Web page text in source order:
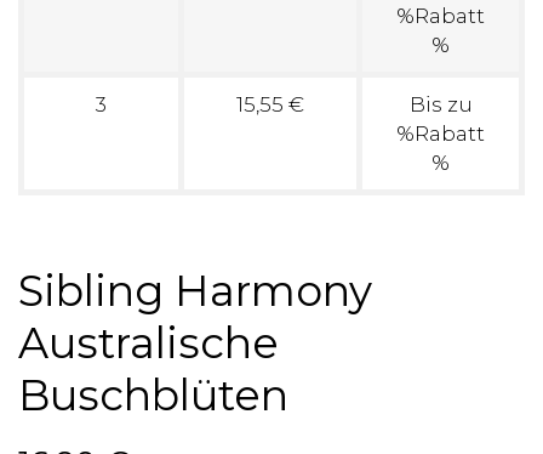
%Rabatt
%
3 15,55 €
Bis zu
%Rabatt
%
Sibling Harmony
Australische
Buschblüten